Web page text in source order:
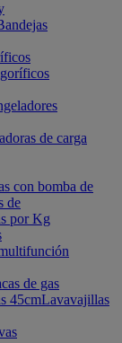
de carga
con bomba de
de
por Kg
de gas
45cmLavavajillas